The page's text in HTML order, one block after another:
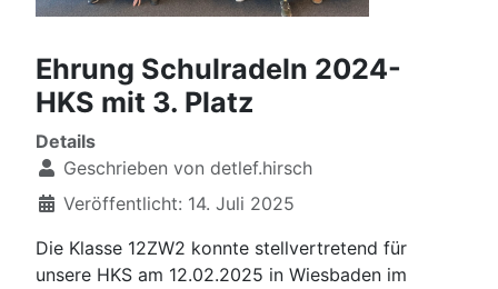
Ehrung Schulradeln 2024-
HKS mit 3. Platz
Details
Geschrieben von detlef.hirsch
Veröffentlicht: 14. Juli 2025
Die Klasse 12ZW2 konnte stellvertretend für
unsere HKS am 12.02.2025 in Wiesbaden im